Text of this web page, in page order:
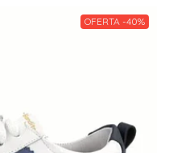
OFERTA -40%